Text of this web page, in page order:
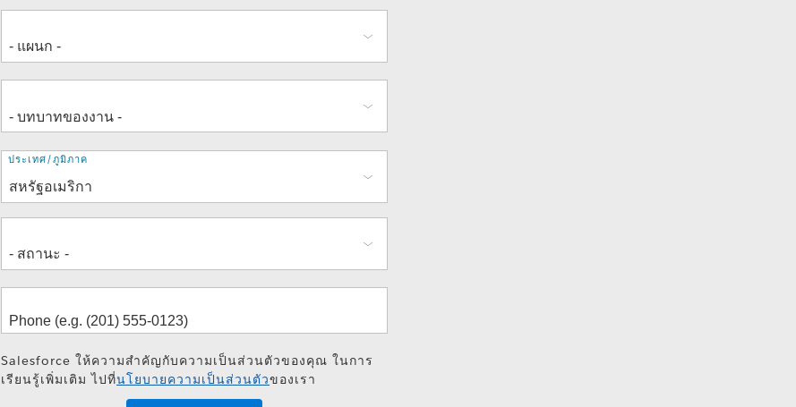
ที่
อยู่
ประเทศ/ภูมิภาค
Salesforce ให้ความสำคัญกับความเป็นส่วนตัวของคุณ ในการ
เรียนรู้เพิ่มเติม ไปที่นโยบายความเป็นส่วนตัวของเรา